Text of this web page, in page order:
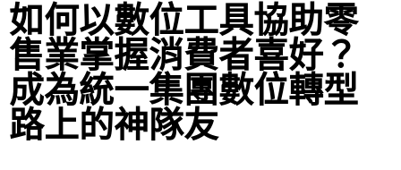
如何以數位工具協助零
售業掌握消費者喜好？
成為統一集團數位轉型
路上的神隊友